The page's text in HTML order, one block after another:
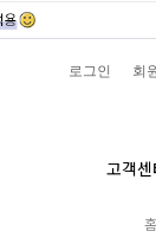
로그인 회
고객센
홈